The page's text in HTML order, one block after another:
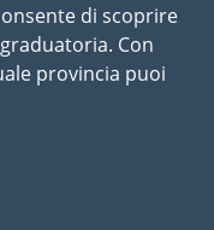
di scoprire
Con
provincia puoi